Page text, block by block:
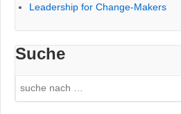
Leadership for Change-Makers
Suche
Search
for: